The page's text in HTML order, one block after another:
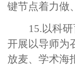
键节点着力做
15.以科
开展以导师为
放麦、学术海